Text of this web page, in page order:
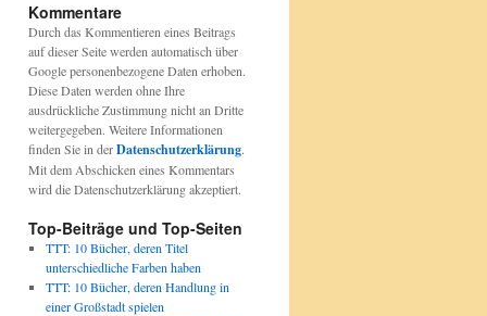
Kommentare
Durch das Kommentieren eines Beitrags
auf dieser Seite werden automatisch über
Google personenbezogene Daten erhoben.
Diese Daten werden ohne Ihre
ausdrückliche Zustimmung nicht an Dritte
weitergegeben. Weitere Informationen
finden Sie in derDatenschutzerklärung.
Mit dem Abschicken eines Kommentars
wird die Datenschutzerklärung akzeptiert.
Top-Beiträge und Top-Seiten
TTT: 10 Bücher, deren Titel
unterschiedliche Farben haben
TTT: 10 Bücher, deren Handlung in
einer Großstadt spielen